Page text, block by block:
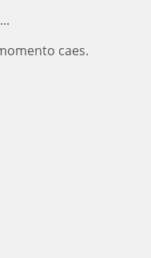
caes.